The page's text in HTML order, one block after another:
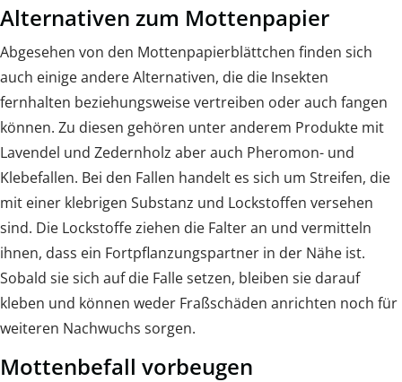
Alternativen zum Mottenpapier
Abgesehen von den Mottenpapierblättchen finden sich
auch einige andere Alternativen, die die Insekten
fernhalten beziehungsweise vertreiben oder auch fangen
können. Zu diesen gehören unter anderem Produkte mit
Lavendel und Zedernholz aber auch Pheromon- und
Klebefallen. Bei den Fallen handelt es sich um Streifen, die
mit einer klebrigen Substanz und Lockstoffen versehen
sind. Die Lockstoffe ziehen die Falter an und vermitteln
ihnen, dass ein Fortpflanzungspartner in der Nähe ist.
Sobald sie sich auf die Falle setzen, bleiben sie darauf
kleben und können weder Fraßschäden anrichten noch für
weiteren Nachwuchs sorgen.
Mottenbefall vorbeugen